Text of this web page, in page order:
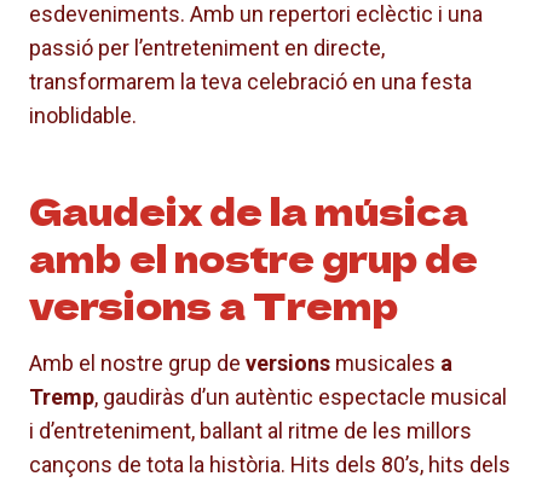
esdeveniments. Amb un repertori eclèctic i una
passió per l’entreteniment en directe,
transformarem la teva celebració en una festa
inoblidable.
Gaudeix de la música
amb el nostre grup de
versions a Tremp
Amb el nostre grup de versions musicales a
Tremp, gaudiràs d’un autèntic espectacle musical
i d’entreteniment, ballant al ritme de les millors
cançons de tota la història. Hits dels 80’s, hits dels